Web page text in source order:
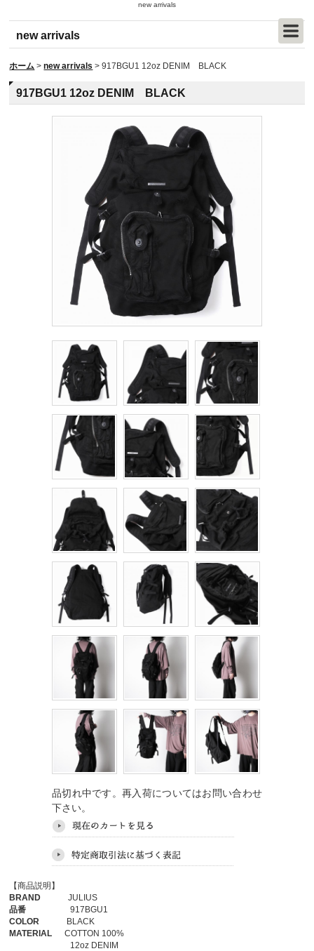
new arrivals
new arrivals
ホーム > new arrivals > 917BGU1 12oz DENIM BLACK
917BGU1 12oz DENIM BLACK
品切れ中です。再入荷についてはお問い合わせ
下さい。
【商品説明】
BRAND JULIUS
品番 917BGU1
COLOR BLACK
MATERIAL COTTON 100%
12oz DENIM